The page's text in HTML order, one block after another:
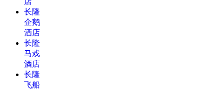
长隆
企鹅
酒店
长隆
马戏
酒店
长隆
飞船